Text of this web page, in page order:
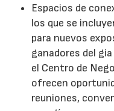
Espacios de
los que se
para nuevos
ganadores del
el Centro de
ofrecen
reuniones,